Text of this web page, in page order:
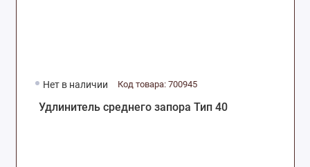
Нет в наличии Код товара: 700945
Удлинитель среднего запора Тип 40